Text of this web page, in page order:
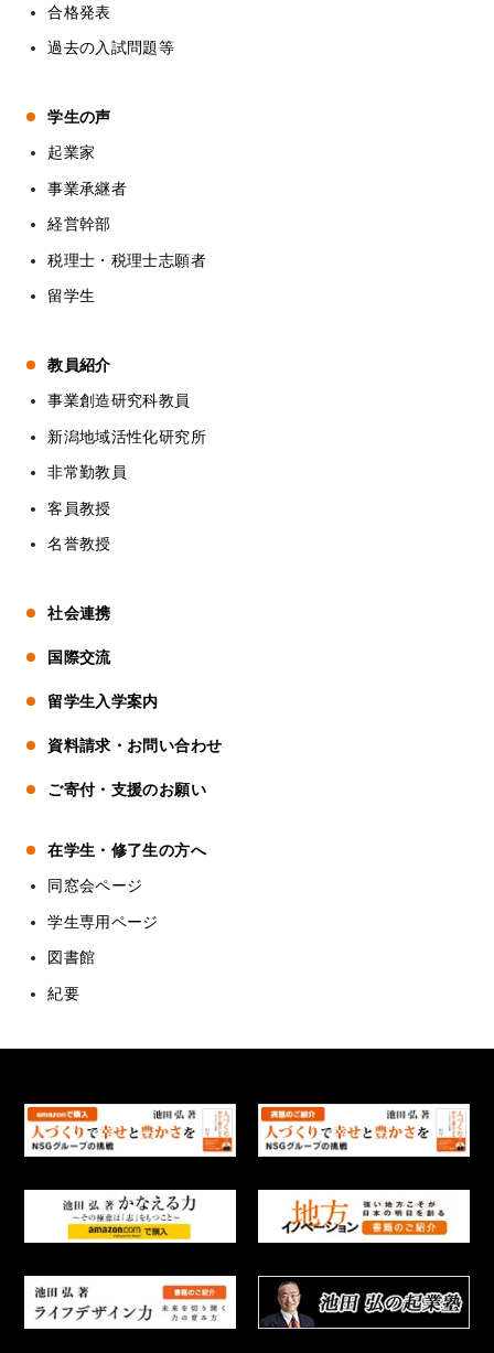
合格発表
過去の入試問題等
学生の声
起業家
事業承継者
経営幹部
税理士・税理士志願者
留学生
教員紹介
事業創造研究科教員
新潟地域活性化研究所
非常勤教員
客員教授
名誉教授
社会連携
国際交流
留学生入学案内
資料請求・お問い合わせ
ご寄付・支援のお願い
在学生・修了生の方へ
同窓会ページ
学生専用ページ
図書館
紀要